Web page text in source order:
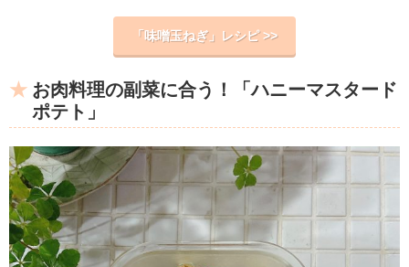
「味噌玉ねぎ」レシピ >>
お肉料理の副菜に合う！「ハニーマスタード
ポテト」